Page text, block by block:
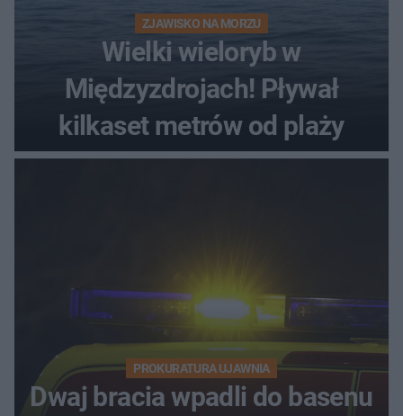
ZJAWISKO NA MORZU
Wielki wieloryb w
Międzyzdrojach! Pływał
kilkaset metrów od plaży
PROKURATURA UJAWNIA
Dwaj bracia wpadli do basenu